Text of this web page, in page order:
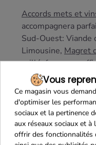
Accords mets et
accompagnera
Sud-Ouest: Viande
Limousine, Magret
grillé,fromages
Vous
Ce magasin vous
d'optimiser les
sociaux et la pertinence
aux réseaux sociaux et
offrir des fonctionnalités